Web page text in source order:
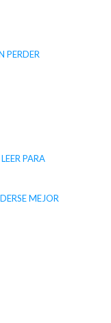
PERDER
PARA
MEJOR